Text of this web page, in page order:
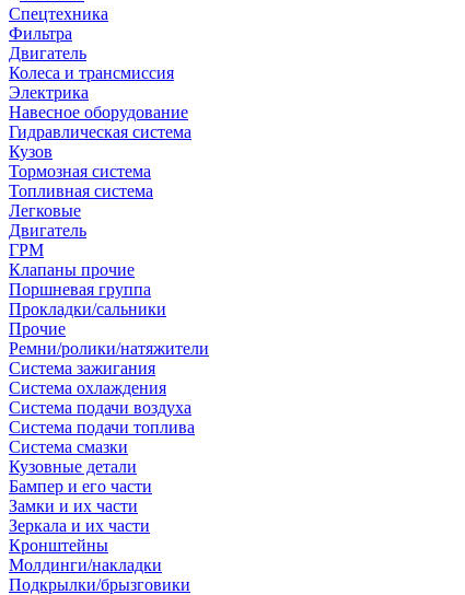
Спецтехника
Фильтра
Двигатель
Колеса и трансмиссия
Электрика
Навесное оборудование
Гидравлическая система
Кузов
Тормозная система
Топливная система
Легковые
Двигатель
ГРМ
Клапаны прочие
Поршневая группа
Прокладки/сальники
Прочие
Ремни/ролики/натяжители
Система зажигания
Система охлаждения
Система подачи воздуха
Система подачи топлива
Система смазки
Кузовные детали
Бампер и его части
Замки и их части
Зеркала и их части
Кронштейны
Молдинги/накладки
Подкрылки/брызговики